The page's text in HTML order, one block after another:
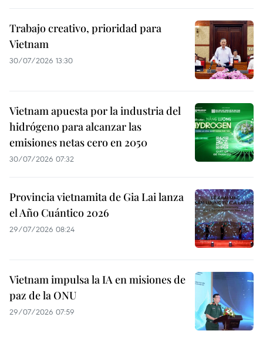
Trabajo creativo, prioridad para
Vietnam
30/07/2026 13:30
Vietnam apuesta por la industria del
hidrógeno para alcanzar las
emisiones netas cero en 2050
30/07/2026 07:32
Provincia vietnamita de Gia Lai lanza
el Año Cuántico 2026
29/07/2026 08:24
Vietnam impulsa la IA en misiones de
paz de la ONU
29/07/2026 07:59